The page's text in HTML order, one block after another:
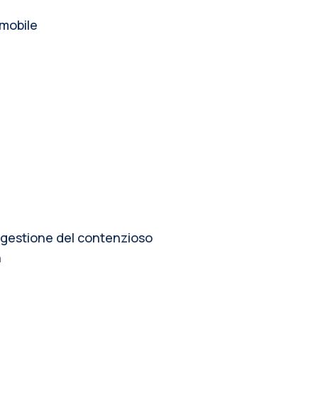
del contenzioso